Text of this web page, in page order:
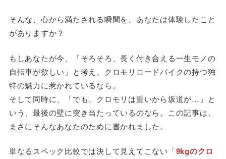
そんな、心から満たされる瞬間を、あなたは体験したこと
がありますか？
もしあなたが今、「そろそろ、長く付き合える一生モノの
自転車が欲しい」と考え、クロモリロードバイクの持つ独
特の魅力に惹かれているなら。
そして同時に、「でも、クロモリは重いから坂道が…」と
いう、最後の壁に突き当たっているのなら。この記事は、
まさにそんなあなたのために書かれました。
単なるスペック比較では決して見えてこない「9kgのクロ